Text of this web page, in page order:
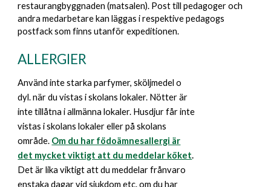
restaurangbyggnaden (matsalen). Post till pedagoger och
andra medarbetare kan läggas i respektive pedagogs
postfack som finns utanför expeditionen.
ALLERGIER
Använd inte starka parfymer, sköljmedel o
dyl. när du vistas i skolans lokaler. Nötter är
inte tillåtna i allmänna lokaler. Husdjur får inte
vistas i skolans lokaler eller på skolans
område. Om du har födoämnesallergi är
det mycket viktigt att du meddelar köket.
Det är lika viktigt att du meddelar frånvaro
enstaka dagar vid sjukdom etc. om du har